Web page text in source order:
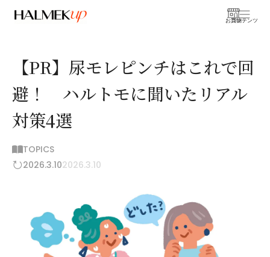
お買物
コンテンツ
【PR】尿モレピンチはこれで回
避！ ハルトモに聞いたリアル
対策4選
TOPICS
2026.3.102026.3.10